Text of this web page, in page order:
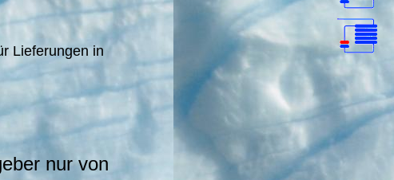
Lieferungen in
nur von